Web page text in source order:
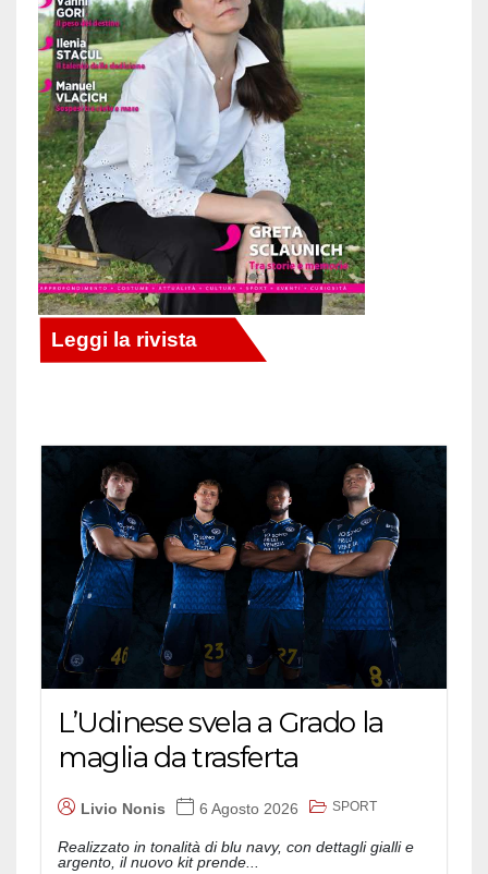
L’Udinese svela a Grado la
maglia da trasferta
Livio Nonis 6 Agosto 2026 SPORT
Realizzato in tonalità di blu navy, con dettagli gialli e
argento, il nuovo kit prende...